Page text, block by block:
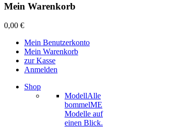
Mein Warenkorb
0,00 €
Mein Benutzerkonto
Mein Warenkorb
zur Kasse
Anmelden
Shop
ModellAlle
bommelME
Modelle auf
einen Blick.